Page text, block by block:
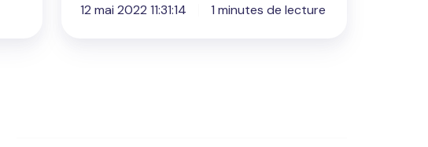
12 mai 2022 11:31:14 1 minutes de lecture